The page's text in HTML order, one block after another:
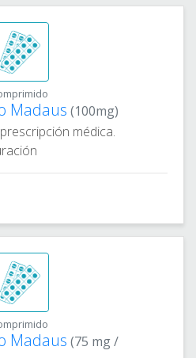
Madaus (100mg)
médica.
Madaus (75 mg /